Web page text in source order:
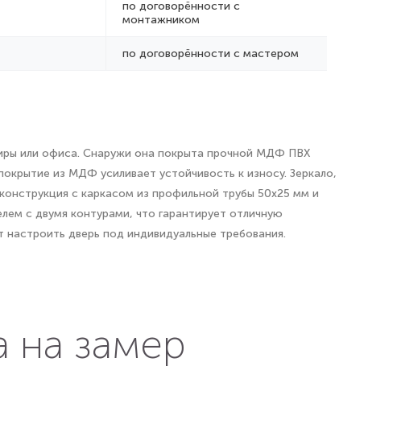
по договорённости с
монтажником
по договорённости с мастером
или офиса. Снаружи она покрыта прочной МДФ ПВХ
из МДФ усиливает устойчивость к износу. Зеркало,
с каркасом из профильной трубы 50х25 мм и
с двумя контурами, что гарантирует отличную
дверь под индивидуальные требования.
на замер